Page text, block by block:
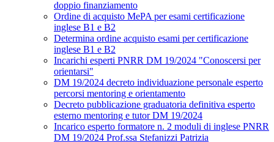
doppio finanziamento
Ordine di acquisto MePA per esami certificazione
inglese B1 e B2
Determina ordine acquisto esami per certificazione
inglese B1 e B2
Incarichi esperti PNRR DM 19/2024 "Conoscersi per
orientarsi"
DM 19/2024 decreto individuazione personale esperto
percorsi mentoring e orientamento
Decreto pubblicazione graduatoria definitiva esperto
esterno mentoring e tutor DM 19/2024
Incarico esperto formatore n. 2 moduli di inglese PNRR
DM 19/2024 Prof.ssa Stefanizzi Patrizia